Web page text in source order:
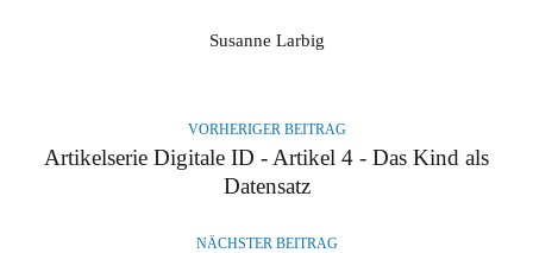
Susanne Larbig
VORHERIGER BEITRAG
Artikelserie Digitale ID - Artikel 4 - Das Kind als
Datensatz
NÄCHSTER BEITRAG